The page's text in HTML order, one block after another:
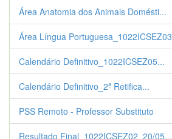
Área Anatomia dos Animais Domésti...
Área Língua Portuguesa_1022ICSEZ03
Calendário Definitivo_1022ICSEZ05...
Calendário Definitivo_2ª Retifica...
PSS Remoto - Professor Substituto
Resultado Final_1022ICSEZ02_20/05...